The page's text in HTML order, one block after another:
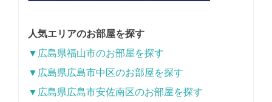
人気エリアのお部屋を探す
▼広島県福山市のお部屋を探す
▼広島県広島市中区のお部屋を探す
▼広島県広島市安佐南区のお部屋を探す